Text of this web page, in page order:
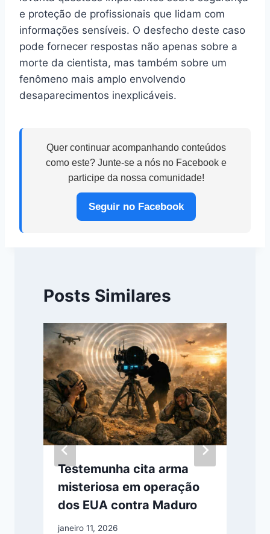
e proteção de profissionais que lidam com
informações sensíveis. O desfecho deste caso
pode fornecer respostas não apenas sobre a
morte da cientista, mas também sobre um
fenômeno mais amplo envolvendo
desaparecimentos inexplicáveis.
Quer continuar acompanhando conteúdos
como este? Junte-se a nós no Facebook e
participe da nossa comunidade!
Seguir no Facebook
Posts Similares
Testemunha cita arma
misteriosa em operação
dos EUA contra Maduro
janeiro 11, 2026